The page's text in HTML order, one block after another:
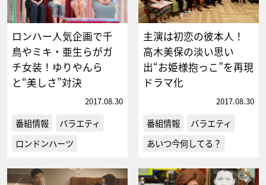
ロンハー人気企画で千
鳥やミキ・亜生らがガ
チ女装！ゆりやんら
と“美しさ”対決
2017.08.30
番組情報
バラエティ
ロンドンハーツ
主演は初恋の彼本人！
高木美保の淡い思い
出“お姫様抱っこ”を再現
ドラマ化
2017.08.30
番組情報
バラエティ
あいつ今何してる？